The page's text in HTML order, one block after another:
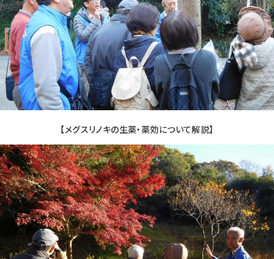
【メグスリノキの生薬・薬効について解説】